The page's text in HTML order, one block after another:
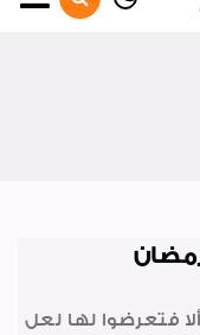
إفتتاحــــات
متنوعة
فتعرضوا لها لعل